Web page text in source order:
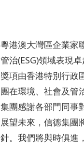
粵港澳大灣區企業家
管治(ESG)領域表現
獎項由香港特別行政
團在環境、社會及管
集團感謝各部門同事
展望未來，信德集團
針。我們將與時俱進